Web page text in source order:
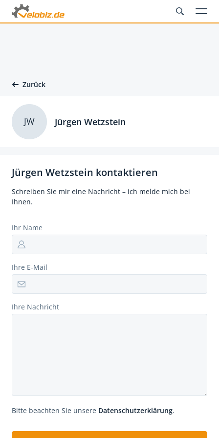
Zurück
Jürgen Wetzstein kontaktieren
Schreiben Sie mir eine Nachricht – ich melde mich bei
Ihnen.
Ihr Name
Ihre E-Mail
Ihre Nachricht
Bitte beachten Sie unsere Datenschutzerklärung.
JW Jürgen Wetzstein